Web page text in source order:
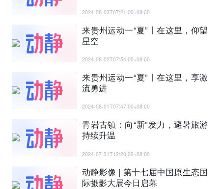
2024-08-03T07:21:00+08:00
来贵州运动一“夏”丨在这里，仰望
星空
2024-08-02T07:54:00+08:00
来贵州运动一“夏”丨在这里，享激
流勇进
2024-08-01T07:47:00+08:00
青岩古镇：向“新”发力，避暑旅游
持续升温
2024-07-31T12:20:00+08:00
动静影像 | 第十七届中国原生态国
际摄影大展今日启幕